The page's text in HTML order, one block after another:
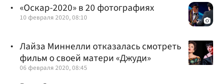
«Оскар-2020» в 20 фотографиях
10 февраля 2020, 08:10
Лайза Миннелли отказалась смотреть
фильм о своей матери «Джуди»
06 февраля 2020, 08:45